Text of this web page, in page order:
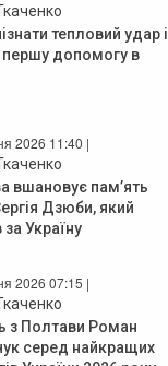
тепловий удар і
першу допомогу в
2026 11:40 |
вшановує пам’ять
Дзюби, який
за Україну
2026 07:15 |
з Полтави Роман
серед найкращих